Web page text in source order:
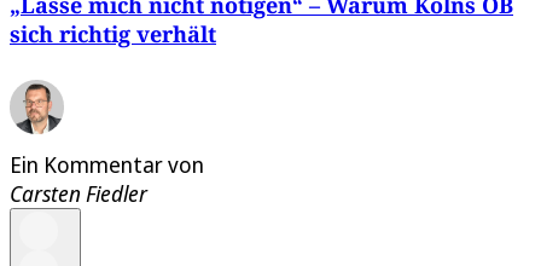
sich richtig verhält
Ein Kommentar von
Carsten Fiedler